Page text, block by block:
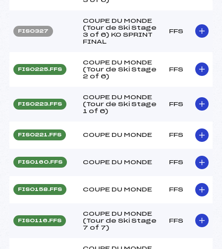
FIS0327
COUPE DU MONDE
(Tour de Ski Stage
3 of 6) KO SPRINT
FINAL
FFS
FIS0225.FFS
COUPE DU MONDE
(Tour de Ski Stage
2 of 6)
FFS
FIS0223.FFS
COUPE DU MONDE
(Tour de Ski Stage
1 of 6)
FFS
FIS0221.FFS COUPE DU MONDE FFS
FIS0160.FFS COUPE DU MONDE FFS
FIS0158.FFS COUPE DU MONDE FFS
FIS0116.FFS
COUPE DU MONDE
(Tour de Ski Stage
7 of 7)
FFS